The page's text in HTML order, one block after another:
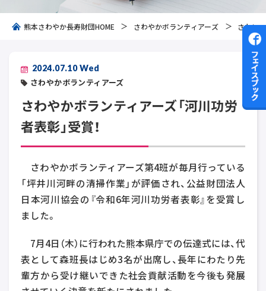
熊本さわやか長寿財団HOME さわやかボランティアーズ さわや
2024.07.10 Wed
さわやかボランティアーズ
さわやかボランティアーズ「河川功労
者表彰」受賞！
さわやかボランティアーズ第4班が毎月行っている
「坪井川河畔の清掃作業」が評価され、公益財団法人
日本河川協会の『令和6年河川功労者表彰』を受賞し
ました。
7月4日（木）に行われた熊本県庁での伝達式には、代
表として森班長はじめ3名が出席し、長年にわたり先
輩方から受け継いできた社会貢献活動を今後も発展